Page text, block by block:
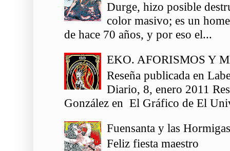
Durge, hizo posible
color masivo; es un
de hace 70 años, y por eso el...
EKO. AFORISMOS Y
Reseña publicada en
Diario, 8, enero 2011
González en El Gráfico de El
Fuensanta y las
Feliz fiesta maestro